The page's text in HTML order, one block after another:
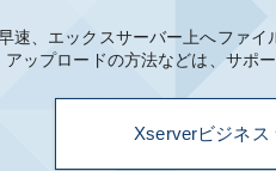
速、エックスサーバー上へファイ
アップロードの方法などは、サポ
Xserverビジネス